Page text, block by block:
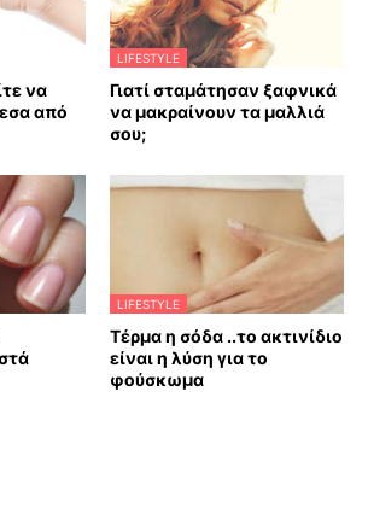
να
από
LIFESTYLE
Γιατί σταμάτησαν ξαφνικά
να μακραίνουν τα μαλλιά
σου;
LIFESTYLE
Τέρμα η σόδα ..το ακτινίδιο
είναι η λύση για το
φούσκωμα